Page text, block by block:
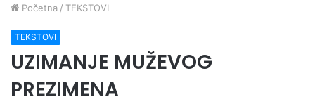
Početna / TEKSTOVI
TEKSTOVI
UZIMANJE MUŽEVOG
PREZIMENA